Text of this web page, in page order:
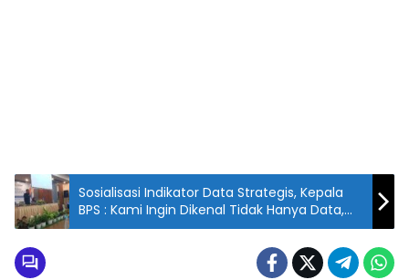
Sosialisasi Indikator Data Strategis, Kepala
BPS : Kami Ingin Dikenal Tidak Hanya Data,
Tapi Juga Institusi